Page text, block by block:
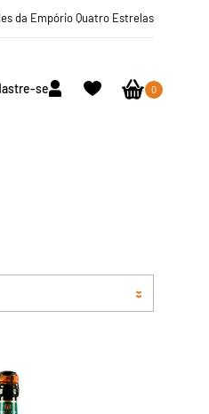
da Empório Quatro Estrelas
se 0